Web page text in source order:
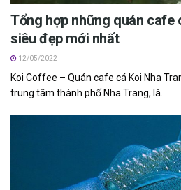
Tổng hợp những quán cafe
siêu đẹp mới nhất
12/05/2022
Koi Coffee – Quán cafe cá Koi Nha
t‎‎rung t‎‎âm thành phố Nha Trang, là...